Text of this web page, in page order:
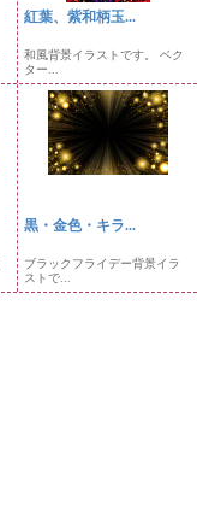
紅葉、紫和柄玉...
和風背景イラストです。 ベク
ター...
黒・金色・キラ...
ブラックフライデー背景イラ
ストで...